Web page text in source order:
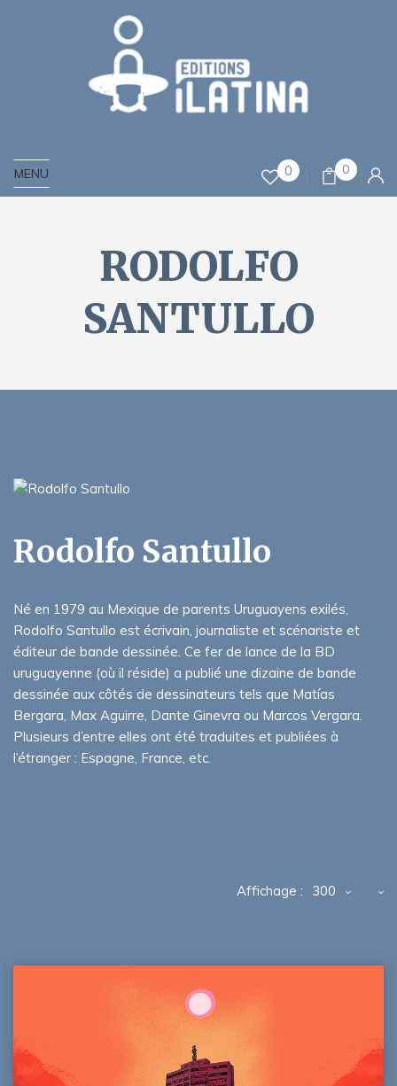
MENU 0 0
RODOLFO
SANTULLO
Rodolfo Santullo
Né en 1979 au Mexique de parents Uruguayens exilés,
Rodolfo Santullo est écrivain, journaliste et scénariste et
éditeur de bande dessinée. Ce fer de lance de la BD
uruguayenne (où il réside) a publié une dizaine de bande
dessinée aux côtés de dessinateurs tels que Matías
Bergara, Max Aguirre, Dante Ginevra ou Marcos Vergara.
Plusieurs d’entre elles ont été traduites et publiées à
l’étranger : Espagne, France, etc.
Affichage : 300